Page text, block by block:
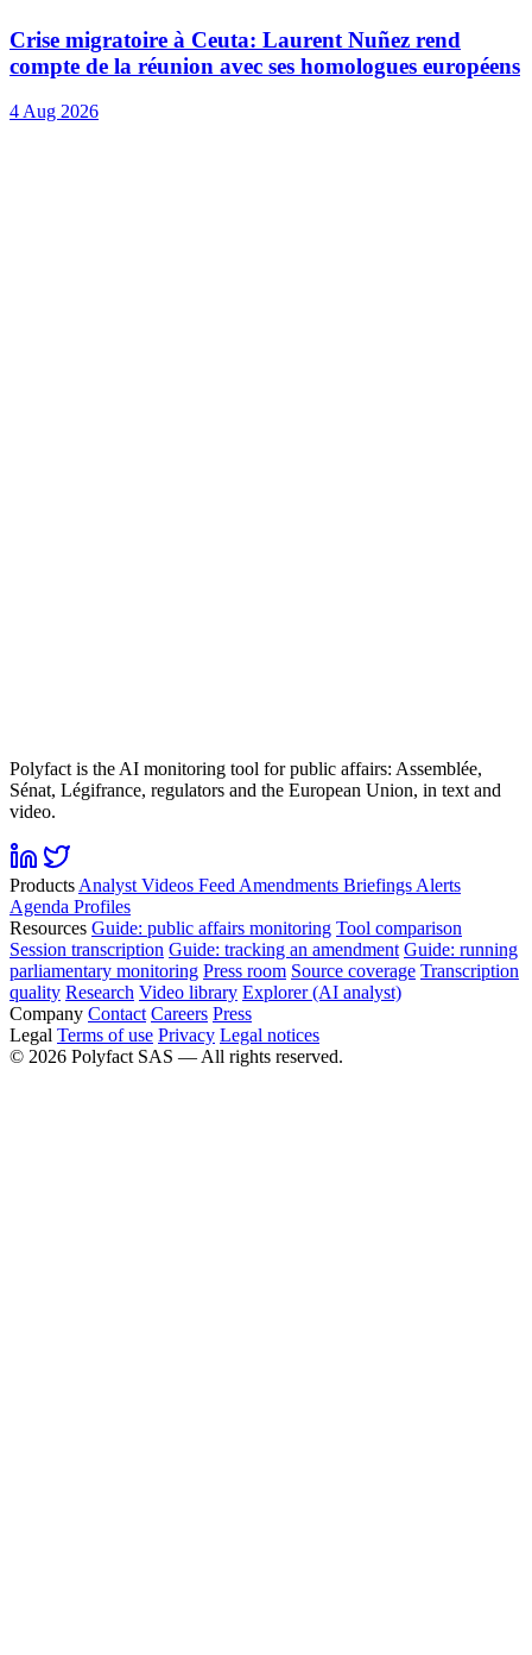
Crise migratoire à Ceuta: Laurent Nuñez rend
compte de la réunion avec ses homologues européens
4 Aug 2026
Polyfact is the AI monitoring tool for public affairs: Assemblée,
Sénat, Légifrance, regulators and the European Union, in text and
video.
Products Analyst Videos Feed Amendments Briefings Alerts
Agenda Profiles
Resources Guide: public affairs monitoring Tool comparison
Session transcription Guide: tracking an amendment Guide: running
parliamentary monitoring Press room Source coverage Transcription
quality Research Video library Explorer (AI analyst)
Company Contact Careers Press
Legal Terms of use Privacy Legal notices
© 2026 Polyfact SAS — All rights reserved.